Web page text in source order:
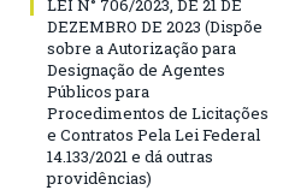
LEI N° 706/2023, DE 21 DE
DEZEMBRO DE 2023 (Dispõe
sobre a Autorização para
Designação de Agentes
Públicos para
Procedimentos de Licitações
e Contratos Pela Lei Federal
14.133/2021 e dá outras
providências)